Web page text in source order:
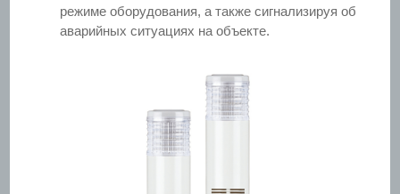
режиме оборудования, а также сигнализируя об
аварийных ситуациях на объекте.